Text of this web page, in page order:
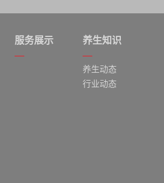
服务展示 养生知识
养生动态
行业动态